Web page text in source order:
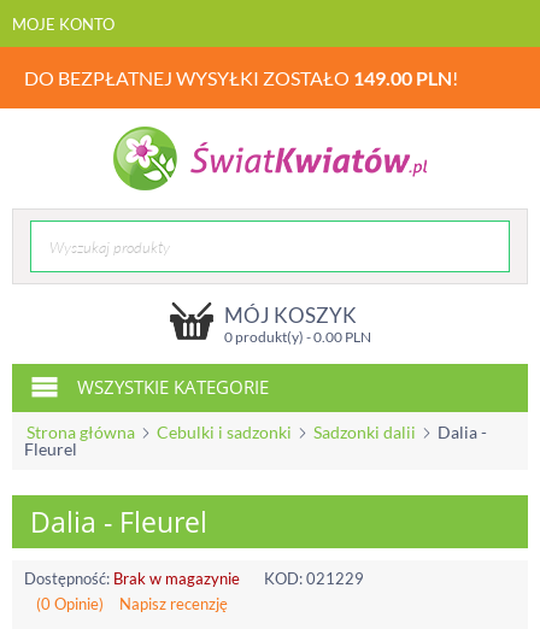
MOJE KONTO
DO BEZPŁATNEJ WYSYŁKI ZOSTAŁO 149.00 PLN!
MÓJ KOSZYK
0 produkt(y) -0.00PLN
WSZYSTKIE KATEGORIE
Strona główna Cebulki i sadzonki Sadzonki dalii
Dalia -
Fleurel
Dalia - Fleurel
Dostępność: Brak w magazynie KOD:021229
(0 Opinie)
Napisz recenzję